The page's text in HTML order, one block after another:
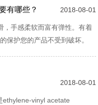
去除袋上的总污染，然而，颗
有哪些？ 2018-08-01
，手感柔软而富有弹性。有着
保护您的产品不受到破坏。
2018-08-01
ethylene-vinyl acetate